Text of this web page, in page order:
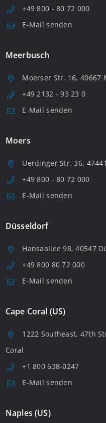
+49 800 - 80 72 000
E-Mail senden
Meerbusch
Moerser Str. 16, 40667
+49 2132 - 93 23 0
E-Mail senden
Moers
Uerdinger Str. 36,
+49 800 - 80 72 000
E-Mail senden
Düsseldorf
Hansaallee 98, 40547
+49 800 80 72 000
E-Mail senden
Cape Coral (US)
1222 Southeast, 47th
Coral
+1 800 638-0247
E-Mail senden
Naples (US)